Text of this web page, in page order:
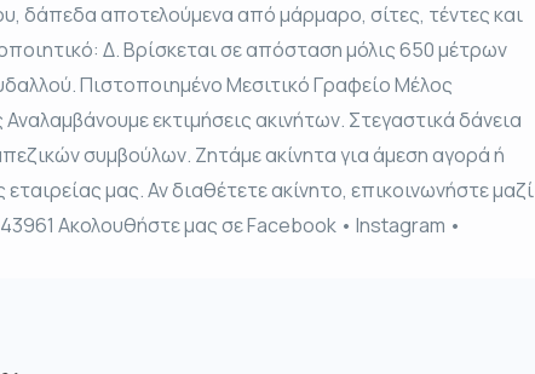
δάπεδα αποτελούμενα από μάρμαρο, σίτες, τέντες και
Δ. Βρίσκεται σε απόσταση μόλις 650 μέτρων
Πιστοποιημένο Μεσιτικό Γραφείο Μέλος
εκτιμήσεις ακινήτων. Στεγαστικά δάνεια
συμβούλων. Ζητάμε ακίνητα για άμεση αγορά ή
μας. Αν διαθέτετε ακίνητο, επικοινωνήστε μαζί
Ακολουθήστε μας σε Facebook • Instagram •